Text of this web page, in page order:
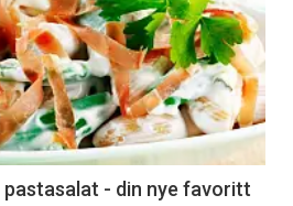
pastasalat - din nye favoritt